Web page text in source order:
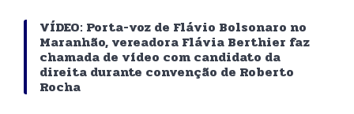
VÍDEO: Porta-voz de Flávio Bolsonaro no
Maranhão, vereadora Flávia Berthier faz
chamada de vídeo com candidato da
direita durante convenção de Roberto
Rocha